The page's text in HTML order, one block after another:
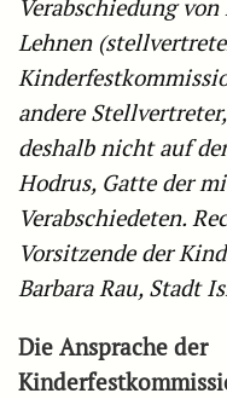
Verabschiedung
Lehnen
andere
deshalb nicht auf
Hodrus, Gatte der
Verabschiedeten.
Vorsitzende der
Barbara Rau, Stadt
Die Ansprache der